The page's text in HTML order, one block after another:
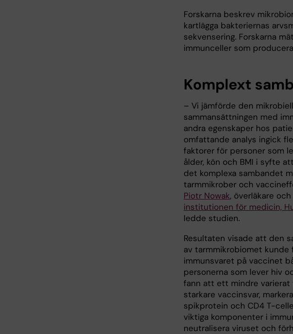
Forskarna beskrev
kartlägga bakteriernas
sekvensering. Forskarna
immunceller som
Komplext
– Vi jämförde den
sammansättningen med
andra egenskaper hos
omfattande analys ingick
faktorer för personer som
ålder, kön och BMI i syfte
det komplexa sambandet
tarmmikrober och
Piotr Nowak, överläkare
institutionen för medicin,
ledde studien.
Resultaten visade att den
av tarmmikrobiomet kunde
immunsvaret på vaccinet
personerna som lever hiv
fann att ett mindre
starkare vaccinsvar,
spikprotein och CD4 T-
viktiga komponenter i
neutralisera viruset och